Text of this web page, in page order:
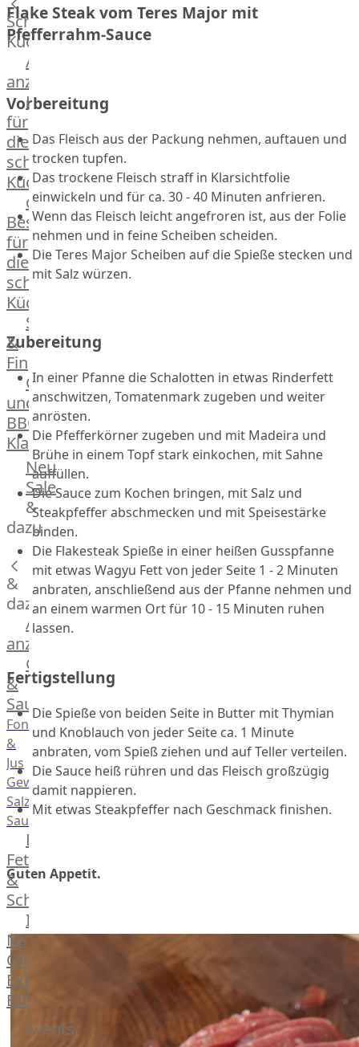
Kaninchen
Wild
Rotwild
Elch
Dry-
Aged
Burger
Würstchen
Traditionell
klassisch
Außergewöhnlich
&
exotisch
OTTO
GOURMET
Manufaktur
Bratwurstsets
Toppings
Hackfleisch
Aufschnitt
Schinken
Schnelle
Küche
Alle
anzeigen
Hausmannskost
für
die
schnelle
Küche
das
Besondere
für
die
schnelle
Küche
Streetfood
&
Fingerfood
Grill-
und
BBQ-
Klassiker
Beilagen
Brot
Brötchen
Burger
Buns
&
Hot
Dog
Brötchen
Desserts
Neu
Sale
&
dazu
&
dazu
Alle
anzeigen
Gewürze
&
Saucen
Fonds
&
Jus
Gewürze
Salz
Saucen
Butter,
Fett
&
Schmalz
ItalianBar
Natives
Olivenöl
Extra
BIO
Veggie
Hardware
Events
Flake Steak vom Teres Major mit
Pfefferrahm-Sauce
Vorbereitung
Das Fleisch aus der Packung nehmen, auftauen und
trocken tupfen.
Das trockene Fleisch straff in Klarsichtfolie
einwickeln und für ca. 30 - 40 Minuten anfrieren.
Wenn das Fleisch leicht angefroren ist, aus der Folie
nehmen und in feine Scheiben scheiden.
Die Teres Major Scheiben auf die Spieße stecken und
mit Salz würzen.
Zubereitung
In einer Pfanne die Schalotten in etwas Rinderfett
anschwitzen, Tomatenmark zugeben und weiter
anrösten.
Die Pfefferkörner zugeben und mit Madeira und
Brühe in einem Topf stark einkochen, mit Sahne
auffüllen.
Die Sauce zum Kochen bringen, mit Salz und
Steakpfeffer abschmecken und mit Speisestärke
binden.
Die Flakesteak Spieße in einer heißen Gusspfanne
mit etwas Wagyu Fett von jeder Seite 1 - 2 Minuten
anbraten, anschließend aus der Pfanne nehmen und
an einem warmen Ort für 10 - 15 Minuten ruhen
lassen.
Fertigstellung
Die Spieße von beiden Seite in Butter mit Thymian
und Knoblauch von jeder Seite ca. 1 Minute
anbraten, vom Spieß ziehen und auf Teller verteilen.
Die Sauce heiß rühren und das Fleisch großzügig
damit nappieren.
Mit etwas Steakpfeffer nach Geschmack finishen.
Guten Appetit.